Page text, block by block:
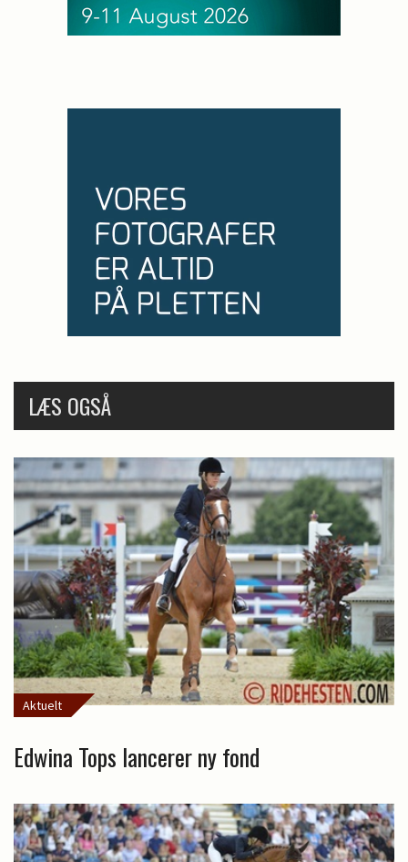
LÆS OGSÅ
Aktuelt
Edwina Tops lancerer ny fond